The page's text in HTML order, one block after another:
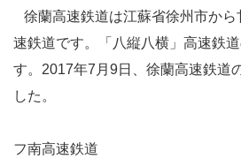
徐蘭高速鉄道は江蘇省徐州市から
速鉄道です。「八縦八横」高速鉄
す。2017年7月9日、徐蘭高速鉄道
した。
フ南高速鉄道